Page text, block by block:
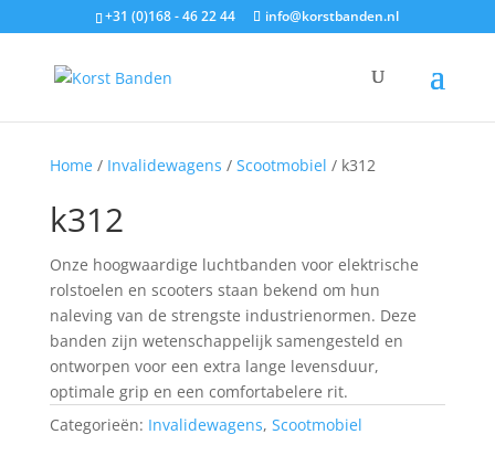
+31 (0)168 - 46 22 44 info@korstbanden.nl
Home/ Invalidewagens / Scootmobiel / k312
k312
Onze hoogwaardige luchtbanden voor elektrische
rolstoelen en scooters staan ​​bekend om hun
naleving van de strengste industrienormen. Deze
banden zijn wetenschappelijk samengesteld en
ontworpen voor een extra lange levensduur,
optimale grip en een comfortabelere rit.
Categorieën: Invalidewagens, Scootmobiel